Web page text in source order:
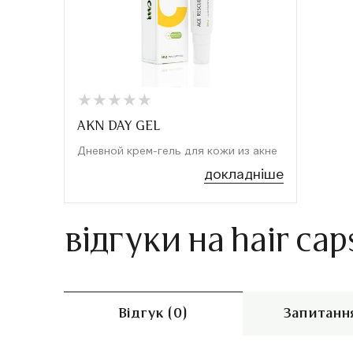
★
★ ★
★ ★
★ ★
★ ★
★
AKN DAY GEL
Дневной крем-гель для кожи из акне
докладніше
відгуки на hair
Відгук (0)